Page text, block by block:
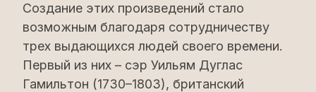
Создание этих произведений стало
возможным благодаря сотрудничеству
трех выдающихся людей своего времени.
Первый из них – сэр Уильям Дуглас
Гамильтон (1730–1803), британский